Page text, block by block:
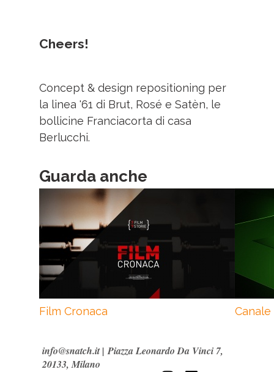
Cheers!
Concept & design repositioning per
la linea '61 di Brut, Rosé e Satèn, le
bollicine Franciacorta di casa
Berlucchi.
Guarda anche
Film Cronaca
info@snatch.it|Piazza Leonardo Da Vinci 7,
20133, Milano